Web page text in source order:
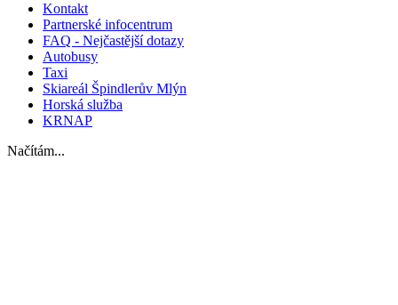
Kontakt
Partnerské infocentrum
FAQ - Nejčastější dotazy
Autobusy
Taxi
Skiareál Špindlerův Mlýn
Horská služba
KRNAP
Načítám...